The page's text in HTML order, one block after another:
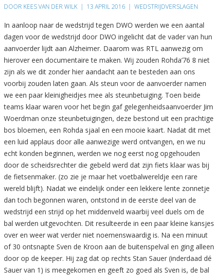
DOOR KEES VAN DER WILK | 13 APRIL 2016 | WEDSTRIJDVERSLAGEN
In aanloop naar de wedstrijd tegen DWO werden we een aantal
dagen voor de wedstrijd door DWO ingelicht dat de vader van hun
aanvoerder lijdt aan Alzheimer. Daarom was RTL aanwezig om
hierover een documentaire te maken. Wij zouden Rohda’76 8 niet
zijn als we dit zonder hier aandacht aan te besteden aan ons
voorbij zouden laten gaan. Als steun voor de aanvoerder namen
we een paar kleinigheidjes mee als steunbetuiging. Toen beide
teams klaar waren voor het begin gaf gelegenheidsaanvoerder Jim
Woerdman onze steunbetuigingen, deze bestond uit een prachtige
bos bloemen, een Rohda sjaal en een mooie kaart. Nadat dit met
een luid applaus door alle aanwezige werd ontvangen, en we nu
echt konden beginnen, werden we nog eerst nog opgehouden
door de scheidsrechter die gebeld werd dat zijn fiets klaar was bij
de fietsenmaker. (zo zie je maar het voetbalwereldje een rare
wereld blijft). Nadat we eindelijk onder een lekkere lente zonnetje
dan toch begonnen waren, ontstond in de eerste deel van de
wedstrijd een strijd op het middenveld waarbij veel duels om de
bal werden uitgevochten. Dit resulteerde in een paar kleine kansjes
over en weer wat verder niet noemenswaardig is. Na een minuut
of 30 ontsnapte Sven de Kroon aan de buitenspelval en ging alleen
door op de keeper. Hij zag dat op rechts Stan Sauer (inderdaad dé
Sauer van 1) is meegekomen en geeft zo goed als Sven is, de bal